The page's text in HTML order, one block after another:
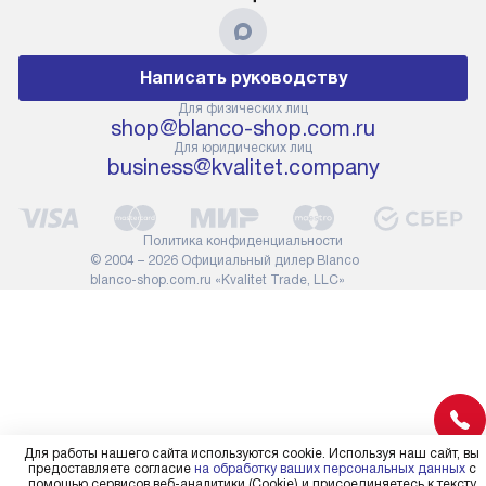
с нашим менеджером. Эта
подлежит оплате. Важно
помнить, что если размеры
прибора не позволяют его
проходу через дверной проем,
сотрудники транспортной
службы не имеют права
или другие выступающие
элементы, так как это может
повлиять на гарантийное
обслуживание в будущем.
первый
расходных
требуется
Написать руководству
Для физических лиц
shop@blanco-shop.com.ru
Для юридических лиц
business@kvalitet.company
© 2004 – 2026 Официальный дилер Blanco
blanco-shop.com.ru «Kvalitet Trade, LLC»
Политика конфиденциальности
Для работы нашего сайта используются cookie. Используя наш сайт, вы
предоставляете согласие на обработку ваших персональных данныхс